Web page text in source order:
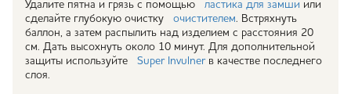
Удалите пятна и грязь с помощью ластика для замши или
сделайте глубокую очистку очистителем. Встряхнуть
баллон, а затем распылить над изделием с расстояния 20
см. Дать высохнуть около 10 минут. Для дополнительной
защиты используйте Super Invulnerв качестве последнего
слоя.